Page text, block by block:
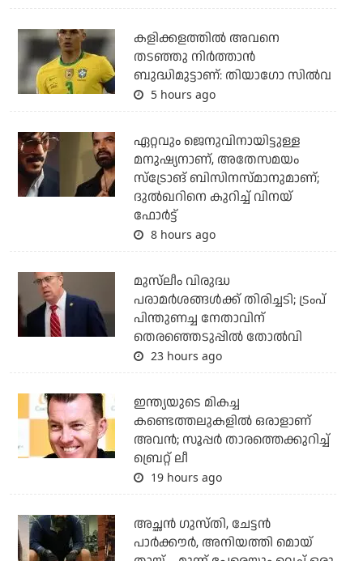
കളിക്കളത്തില്‍ അവനെ
തടഞ്ഞു നിര്‍ത്താന്‍
ബുദ്ധിമുട്ടാണ്: തിയാഗോ സില്‍വ
5 hours ago
ഏറ്റവും ജെനുവിനായിട്ടുള്ള
മനുഷ്യനാണ്, അതേസമയം
സ്‌ട്രോങ് ബിസിനസ്മാനുമാണ്;
ദുല്‍ഖറിനെ കുറിച്ച് വിനയ്
ഫോര്‍ട്ട്
8 hours ago
മുസ്‌ലീം വിരുദ്ധ
പരാമര്‍ശങ്ങള്‍ക്ക് തിരിച്ചടി; ട്രംപ്
പിന്തുണച്ച നേതാവിന്
തെരഞ്ഞെടുപ്പില്‍ തോല്‍വി
23 hours ago
ഇന്ത്യയുടെ മികച്ച
കണ്ടെത്തലുകളില്‍ ഒരാളാണ്
അവന്‍; സൂപ്പര്‍ താരത്തെക്കുറിച്ച്
ബ്രെറ്റ് ലീ
19 hours ago
അച്ഛന്‍ ഗുസ്തി, ചേട്ടന്‍
പാര്‍ക്കൗര്‍, അനിയത്തി മൊയ്